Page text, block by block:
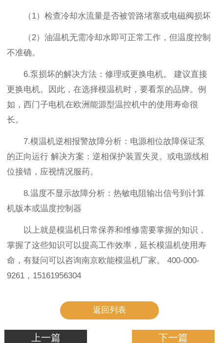
（1）检查冷却水流量是否被管路堵塞或电磁阀损坏
（2）油温机无需冷却水即可正常工作，但温度控制
不准确。
6.泵损坏的解决方法：修理或更换电机。 建议直接
更换电机。因此，在选择模温机时，要看泵的品牌。例
如，西门子电机在欧洲能源型温控机中的使用寿命很
长。
7.模温机逆相报警故障分析：电源相位故障保证泵
的正向运行 解决方案：逆相保护装置失灵。或电源线相
位接错，应视情况服药。
8.温度不显示故障分析：热敏电阻输出信号到计算
机版本或温度控制器
以上就是模温机日常保养和维修需要掌握的知识，
掌握了这些知识可以提高工作效率，延长模温机使用寿
命，有疑问可以咨询南京欧能模温机厂家。 400-000-
9261，15161956304
返回列表
上一篇 下一篇